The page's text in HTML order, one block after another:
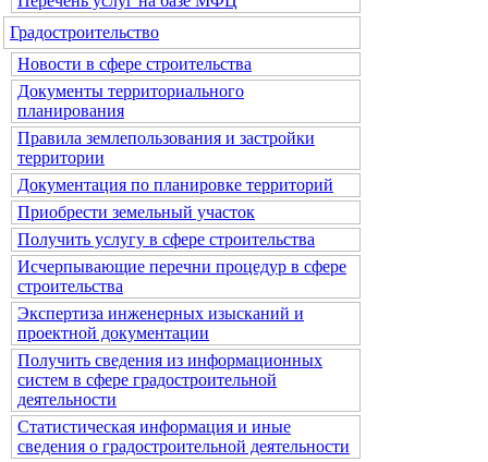
Градостроительство
Новости в сфере строительства
Документы территориального
планирования
Правила землепользования и застройки
территории
Документация по планировке территорий
Приобрести земельный участок
Получить услугу в сфере строительства
Исчерпывающие перечни процедур в сфере
строительства
Экспертиза инженерных изысканий и
проектной документации
Получить сведения из информационных
систем в сфере градостроительной
деятельности
Статистическая информация и иные
сведения о градостроительной деятельности